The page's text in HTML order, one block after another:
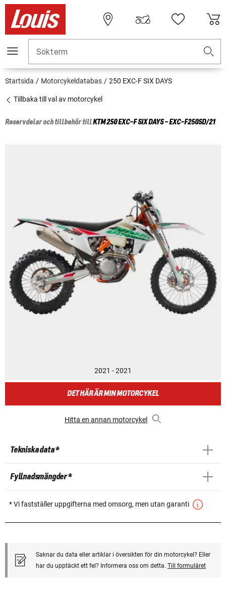
Sökterm
Startsida Motorcykeldatabas 250 EXC-F SIX DAYS
Tillbaka till val av motorcykel
Reservdelar och tillbehör tillKTM250 EXC-F SIX DAYS - EXC-F250SD/21
2021 - 2021
DET HÄR ÄR MIN MOTORCYKEL
Hitta en annan motorcykel
Tekniska data *
Fyllnadsmängder *
* Vi fastställer uppgifterna med omsorg, men utan garanti
Saknar du data eller artiklar i översikten för din motorcykel? Eller
har du upptäckt ett fel? Informera oss om detta. Till formuläret